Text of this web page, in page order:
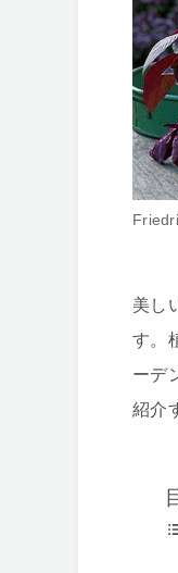
美し
す。
ーデ
紹介